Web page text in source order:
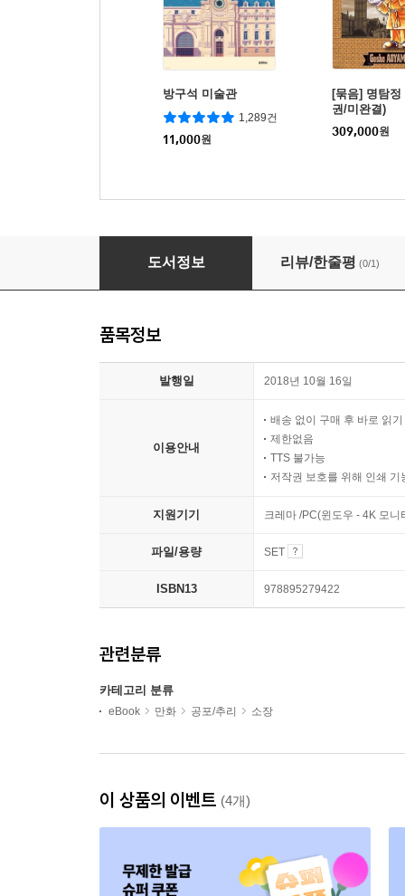
방구석 미술관
1,289건
11,000원
[묶음] 명탐정
권/미완결)
309,000원
[세트] 이토 준지 걸작집 (총11권/완결)
도서정보 리뷰/한줄평 (0/1)
품목정보
발행일 2018년 10월 16일
이용안내
배송 없이 구매 후 바로 읽기
제한없음
TTS 불가능
저작권 보호를 위해 인쇄 기
지원기기 크레마 /PC(윈도우 - 4K 모
파일/용량 SET
ISBN13 978895279422
관련분류
카테고리 분류
eBook 만화 공포/추리 소장
이 상품의 이벤트 (4개)